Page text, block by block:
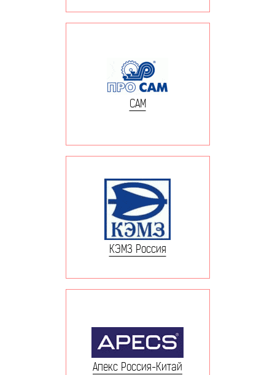
САМ
КЭМЗ Россия
Апекс Россия-Китай